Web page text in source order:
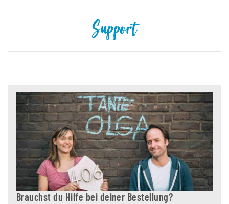
Support
Brauchst du Hilfe bei deiner Bestellung?